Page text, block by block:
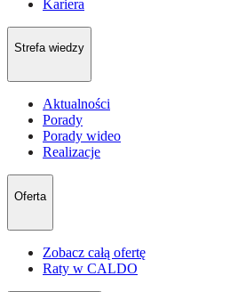
Kariera
Strefa wiedzy
Aktualności
Porady
Porady wideo
Realizacje
Oferta
Zobacz całą ofertę
Raty w CALDO